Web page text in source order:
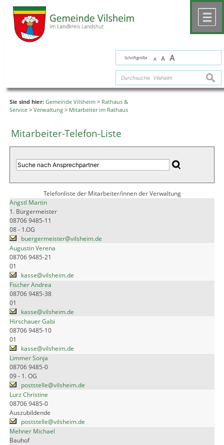
Schriftgröße A A A
Sie sind hier: Gemeinde Vilsheim > Rathaus &
Service > Verwaltung > Mitarbeiter im Rathaus
Mitarbeiter-Telefon-Liste
Telefonliste der Mitarbeiter/innen der Verwaltung
Angstl Martin
1. Bürgermeister
08706 9485-11
08 - 1.OG
buergermeister@vilsheim.de
Augustin Verena
08706 9485-21
01
kasse@vilsheim.de
Fischer Andrea
08706 9485-38
01
kasse@vilsheim.de
Hirschauer Gabi
08706 9485-10
01
kasse@vilsheim.de
Limmer Sonja
08706 9485-0
09 - 1. OG
poststelle@vilsheim.de
Lurz Christine
08706 9485-0
Auszubildende
poststelle@vilsheim.de
Mehner Michael
Bauhof